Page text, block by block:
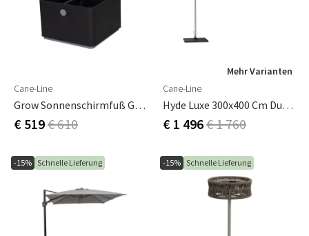
Cane-Line
Grow Sonnenschirmfuß Grau
€ 519€ 610
Mehr Varianten
Cane-Line
Hyde Luxe 300x400 Cm Dusty White Freihängender Sonnenschirm
€ 1 496€ 1 760
-15% Schnelle Lieferung -15% Schnelle Lieferung